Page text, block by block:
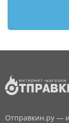
Отправкин.ру —